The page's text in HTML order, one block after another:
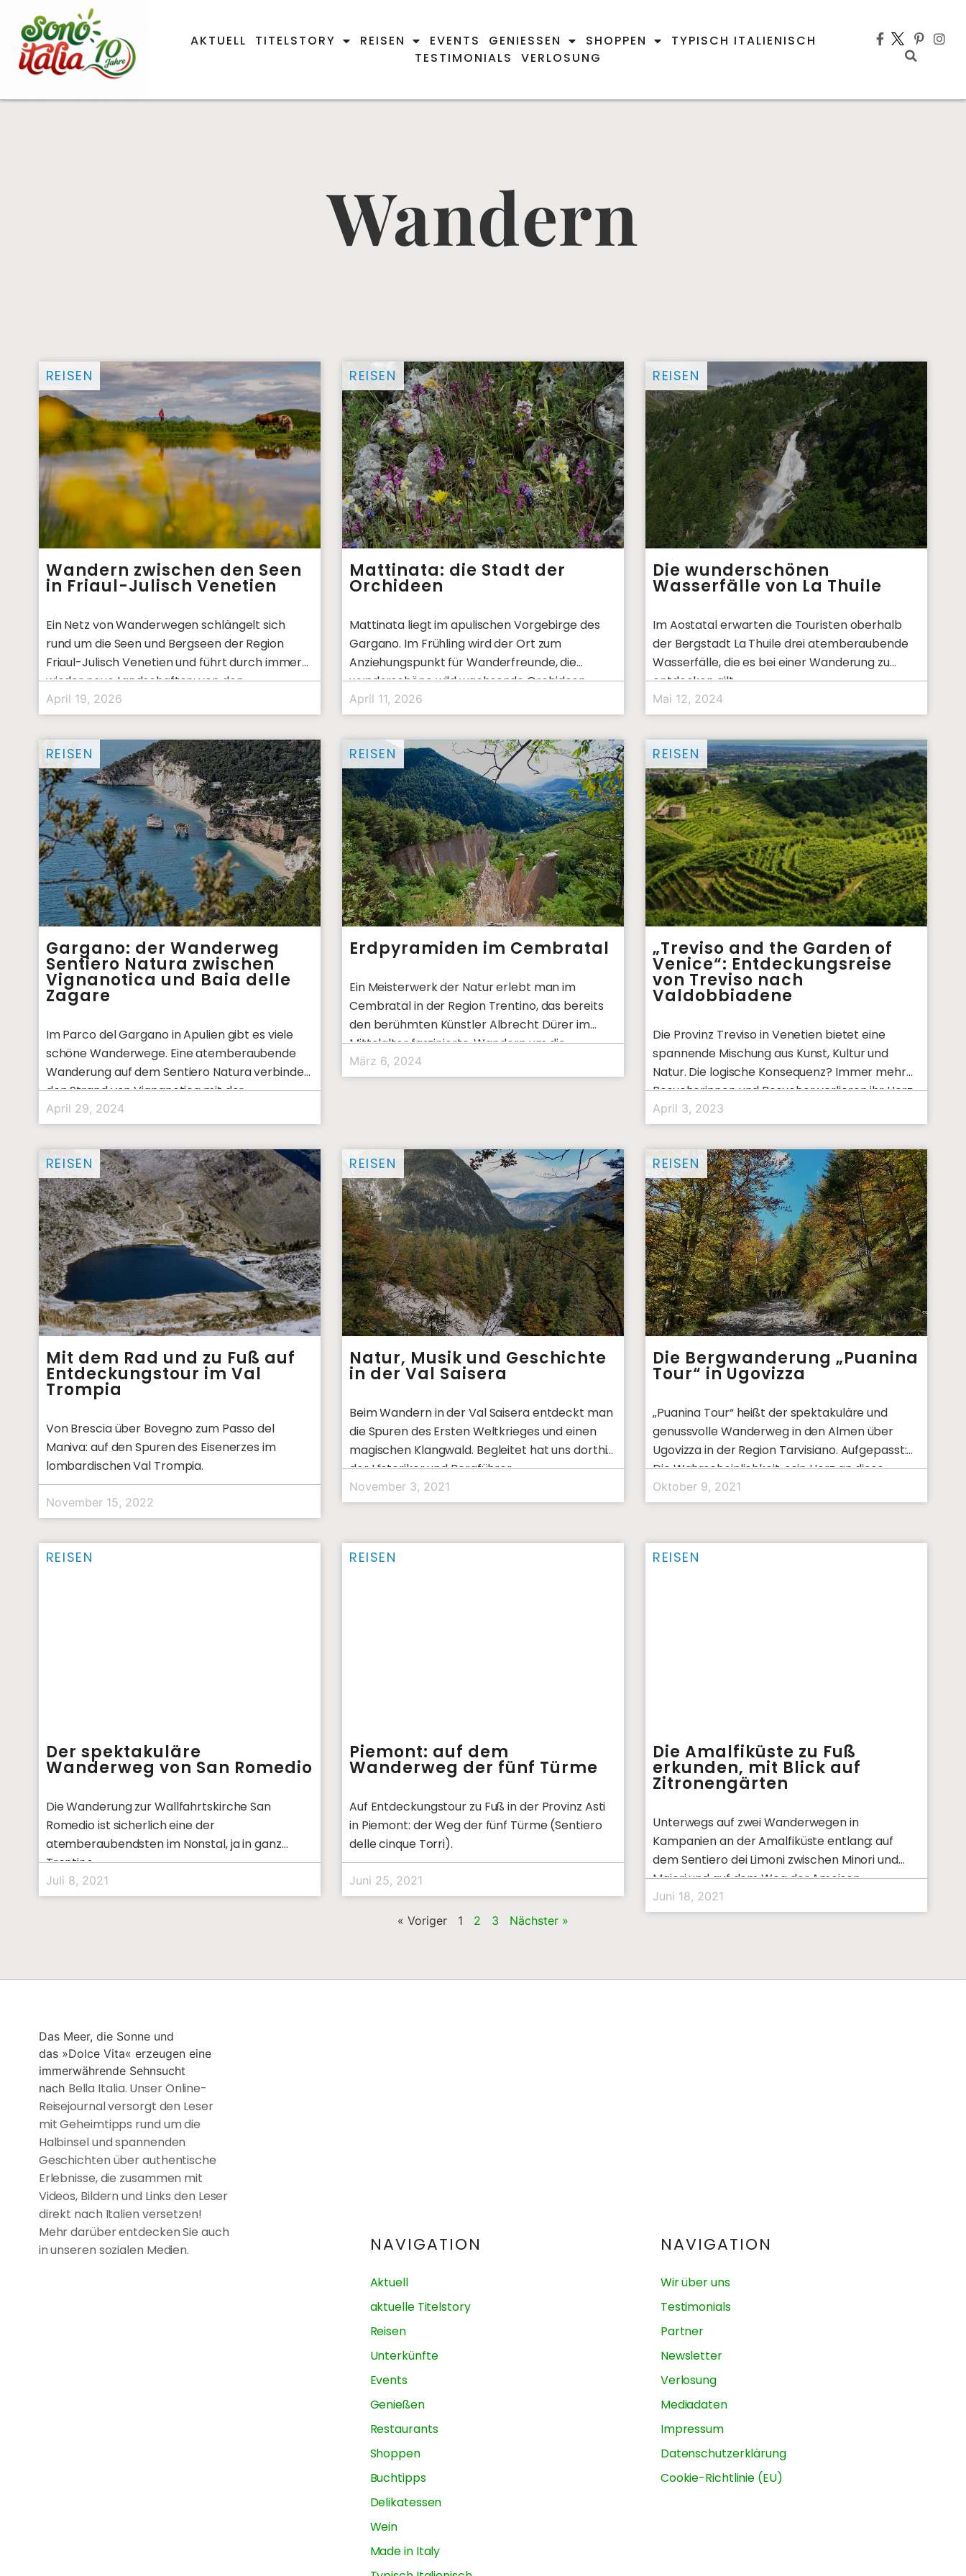
AKTUELL TITELSTORY REISEN EVENTS GENIESSEN SHOPPEN
TYPISCH ITALIENISCH
TESTIMONIALS
VERLOSUNG
Wandern
REISEN
Wandern zwischen den Seen
in Friaul-Julisch Venetien
Ein Netz von Wanderwegen schlängelt sich
rund um die Seen und Bergseen der Region
Friaul-Julisch Venetien und führt durch immer
wieder neue Landschaften: von den
April 19, 2026
REISEN
Mattinata: die Stadt der
Orchideen
Mattinata liegt im apulischen Vorgebirge des
Gargano. Im Frühling wird der Ort zum
Anziehungspunkt für Wanderfreunde, die
wunderschöne wild wachsende Orchideen
entdecken wollen.
April 11, 2026
REISEN
Die wunderschönen
Wasserfälle von La Thuile
Im Aostatal erwarten die Touristen oberhalb
der Bergstadt La Thuile drei atemberaubende
Wasserfälle, die es bei einer Wanderung zu
entdecken gilt.
Mai 12, 2024
REISEN
Gargano: der Wanderweg
Sentiero Natura zwischen
Vignanotica und Baia delle
Zagare
Im Parco del Gargano in Apulien gibt es viele
schöne Wanderwege. Eine atemberaubende
Wanderung auf dem Sentiero Natura verbindet
den Strand von Vignanotica mit der
April 29, 2024
REISEN
Erdpyramiden im Cembratal
Ein Meisterwerk der Natur erlebt man im
Cembratal in der Region Trentino, das bereits
den berühmten Künstler Albrecht Dürer im
Mittelalter faszinierte. Wandern um die
März 6, 2024
REISEN
„Treviso and the Garden of
Venice“: Entdeckungsreise
von Treviso nach
Valdobbiadene
Die Provinz Treviso in Venetien bietet eine
spannende Mischung aus Kunst, Kultur und
Natur. Die logische Konsequenz? Immer mehr
Besucherinnen und Besucher verlieren ihr Herz
April 3, 2023
REISEN
Mit dem Rad und zu Fuß auf
Entdeckungstour im Val
Trompia
Von Brescia über Bovegno zum Passo del
Maniva: auf den Spuren des Eisenerzes im
lombardischen Val Trompia.
November 15, 2022
REISEN
Natur, Musik und Geschichte
in der Val Saisera
Beim Wandern in der Val Saisera entdeckt man
die Spuren des Ersten Weltkrieges und einen
magischen Klangwald. Begleitet hat uns dorthin
der Historiker und Bergführer
November 3, 2021
REISEN
Die Bergwanderung „Puanina
Tour“ in Ugovizza
„Puanina Tour“ heißt der spektakuläre und
genussvolle Wanderweg in den Almen über
Ugovizza in der Region Tarvisiano. Aufgepasst:
Die Wahrscheinlichkeit, sein Herz an diese
Gegend
Oktober 9, 2021
REISEN
Der spektakuläre
Wanderweg von San Romedio
Die Wanderung zur Wallfahrtskirche San
Romedio ist sicherlich eine der
atemberaubendsten im Nonstal, ja in ganz
Trentino.
Juli 8, 2021
REISEN
Piemont: auf dem
Wanderweg der fünf Türme
Auf Entdeckungstour zu Fuß in der Provinz Asti
in Piemont: der Weg der fünf Türme (Sentiero
delle cinque Torri).
Juni 25, 2021
REISEN
Die Amalfiküste zu Fuß
erkunden, mit Blick auf
Zitronengärten
Unterwegs auf zwei Wanderwegen in
Kampanien an der Amalfiküste entlang: auf
dem Sentiero dei Limoni zwischen Minori und
Maiori und auf dem Weg der Ameisen
Juni 18, 2021
« Voriger
1 2 3 Nächster »
Das Meer, die Sonne und
das »Dolce Vita« erzeugen eine
immerwährende Sehnsucht
nach Bella Italia. Unser Online-
Reisejournal versorgt den Leser
mit Geheimtipps rund um die
Halbinsel und spannenden
Geschichten über authentische
Erlebnisse, die zusammen mit
Videos, Bildern und Links den Leser
direkt nach Italien versetzen!
Mehr darüber entdecken Sie auch
in unseren sozialen Medien.
NAVIGATION
Aktuell
aktuelle Titelstory
Reisen
Unterkünfte
Events
Genießen
Restaurants
Shoppen
Buchtipps
Delikatessen
Wein
Made in Italy
NAVIGATION
Wir über uns
Testimonials
Partner
Newsletter
Verlosung
Mediadaten
Impressum
Datenschutzerklärung
Cookie-Richtlinie (EU)